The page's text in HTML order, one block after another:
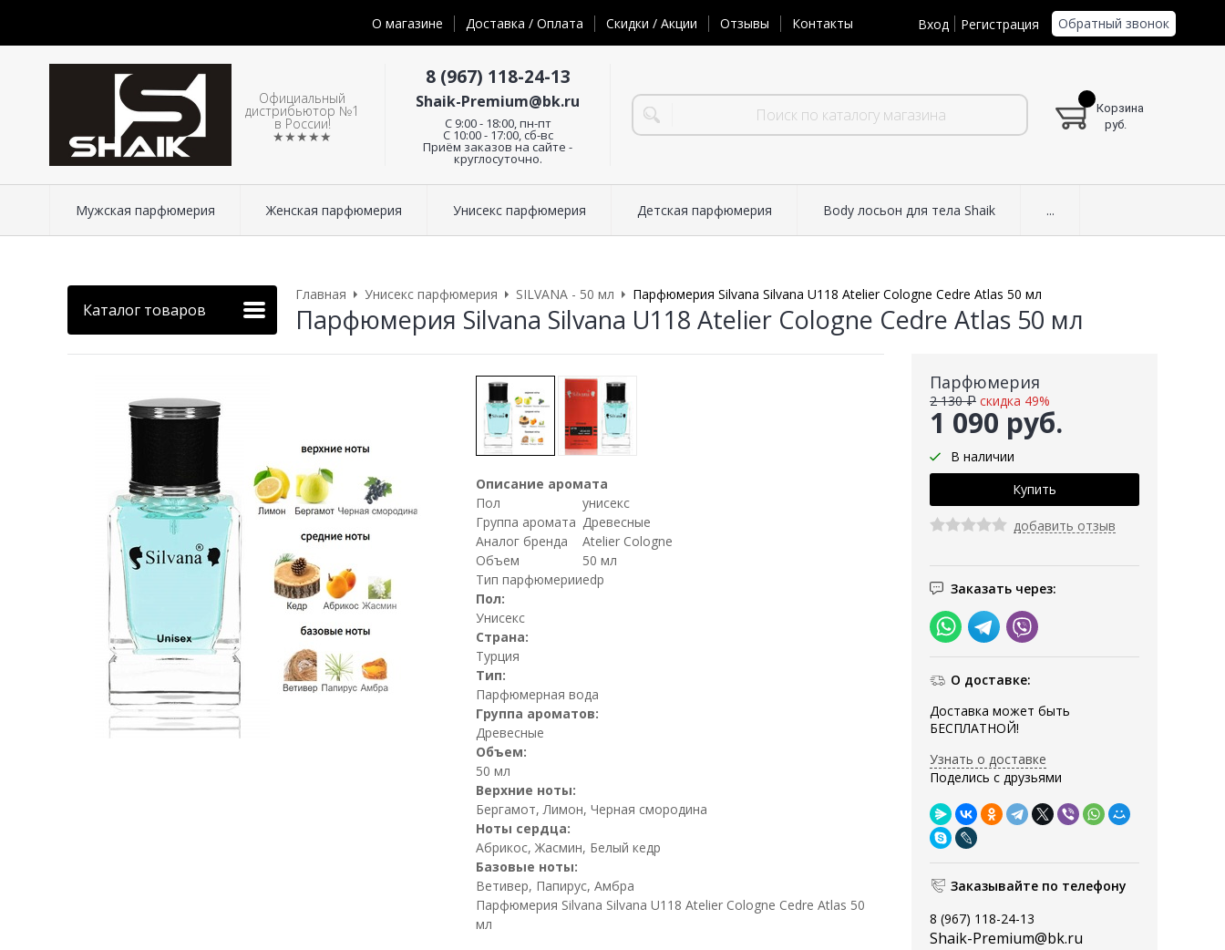
О магазине Доставка / Оплата Скидки / Акции Отзывы Контакты Вход Регистрация Обратный звонок
Официальный
дистрибьютор №1
в России!
★★★★★
8 (967) 118-24-13
Shaik-Premium@bk.ru
C 9:00 - 18:00, пн-пт
С 10:00 - 17:00, сб-вс
Приём заказов на сайте -
круглосуточно.
Корзина
руб.
Мужская парфюмерия Женская парфюмерия Унисекс парфюмерия Детская парфюмерия Body лосьон для тела Shaik ...
Каталог товаров
Главная Унисекс парфюмерия SILVANA - 50 мл Парфюмерия Silvana Silvana U118 Atelier Cologne Cedre Atlas 50 мл
Парфюмерия Silvana Silvana U118 Atelier Cologne Cedre Atlas 50 мл
Парфюмерия
1 090 руб.
2 130 ₽ скидка 49%
В наличии
добавить отзыв
Заказать через:
О доставке:
Доставка может быть
БЕСПЛАТНОЙ!
Узнать о доставке
Поделись с друзьями
Заказывайте по телефону
8 (967) 118-24-13
Shaik-Premium@bk.ru
Описание аромата
Пол
унисекс
Группа аромата Древесные
Аналог бренда
Atelier Cologne
Объем
50 мл
Тип парфюмерииedp
Пол:
Унисекс
Страна:
Турция
Тип:
Парфюмерная вода
Группа ароматов:
Древесные
Объем:
50 мл
Верхние ноты:
Бергамот, Лимон, Черная смородина
Ноты сердца:
Абрикос, Жасмин, Белый кедр
Базовые ноты:
Ветивер, Папирус, Амбра
Парфюмерия Silvana Silvana U118 Atelier Cologne Cedre Atlas 50
мл